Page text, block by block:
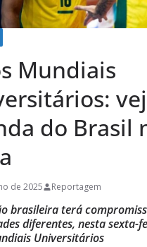
Mundiais
do Brasil
de 2025 Reportagem
brasileira terá
diferentes, nesta sexta-
Universitários